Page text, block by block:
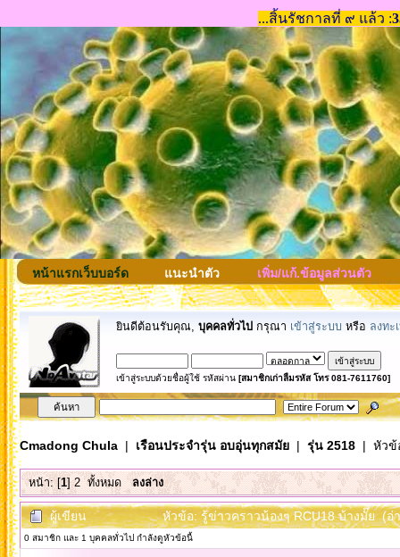
หน้าแรกเว็บบอร์ด แนะนำตัว เพิ่ม/แก้.ข้อมูลส่วนตัว
ยินดีต้อนรับคุณ, บุคคลทั่วไป กรุณา เข้าสู่ระบบ หรือ ลงทะ
เข้าสู่ระบบด้วยชื่อผู้ใช้ รหัสผ่าน [สมาชิกเก่าลืมรหัส โทร 081-7611760]
Cmadong Chula| เรือนประจำรุ่น อบอุ่นทุกสมัย| รุ่น 2518| หัวข้
หน้า: [1]2 ทั้งหมด ลงล่าง
ผู้เขียน หัวข้อ: รู้ข่าวคราวน้องๆ RCU18 บ้างมั๊ย (อ่
0 สมาชิก และ 1 บุคคลทั่วไป กำลังดูหัวข้อนี้